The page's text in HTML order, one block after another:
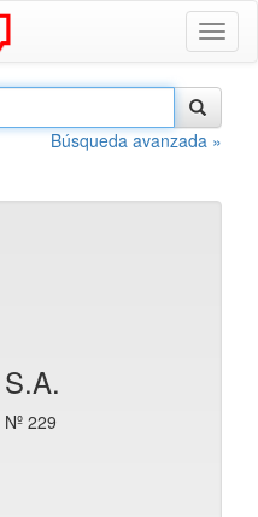
Búsqueda avanzada »
229